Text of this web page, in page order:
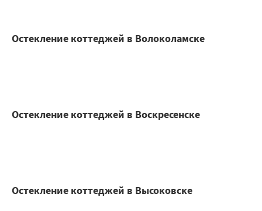
Остекление коттеджей в Волоколамске
Остекление коттеджей в Воскресенске
Остекление коттеджей в Высоковске